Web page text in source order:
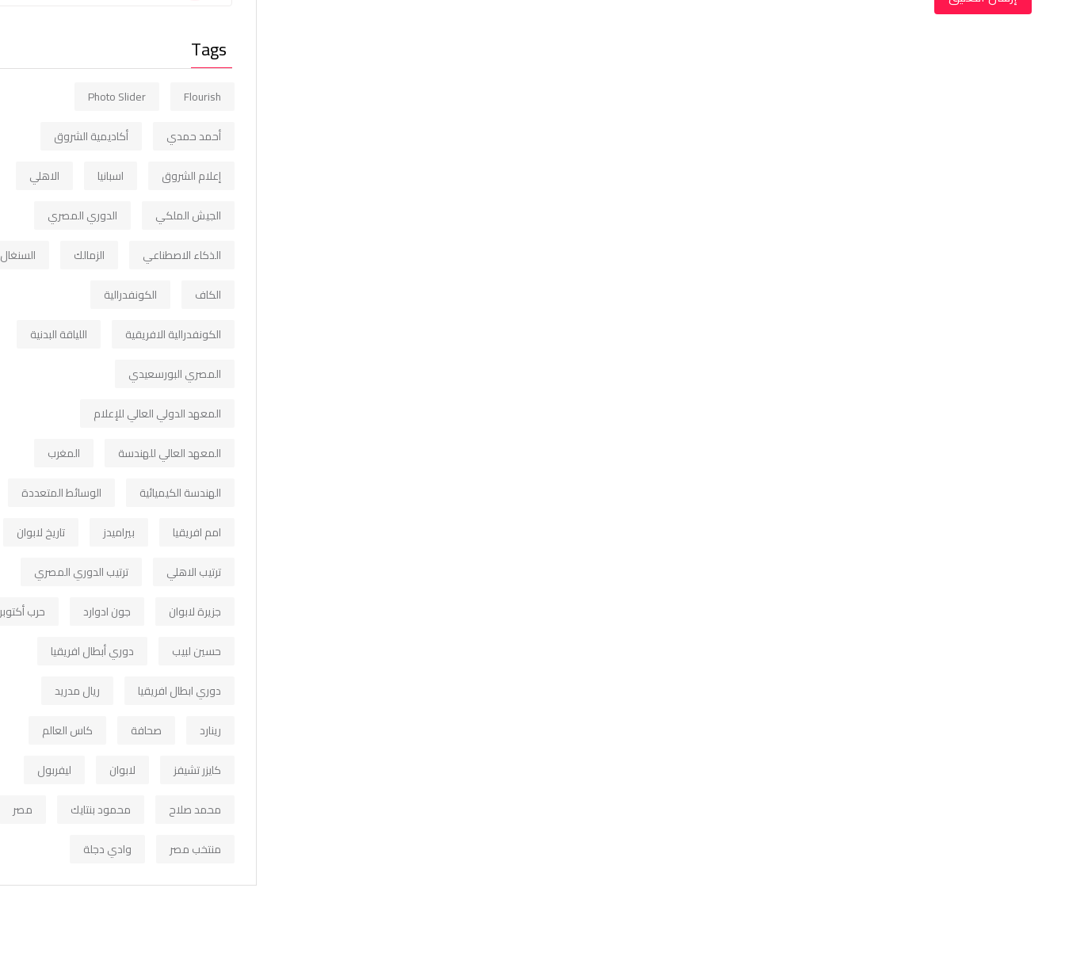
Tags
Flourish
Photo Slider
أحمد حمدي
أكاديمية الشروق
إعلام الشروق
اسبانيا
الاهلي
الجيش الملكي
الدوري المصري
الذكاء الاصطناعي
الزمالك
السنغال
الكاف
الكونفدرالية
الكونفدرالية الافريقية
اللياقة البدنية
المصري البورسعيدي
المعهد الدولي العالي للإعلام
المعهد العالي للهندسة
المغرب
الهندسة الكيميائية
الوسائط المتعددة
امم افريقيا
بيراميدز
تاريخ لابوان
ترتيب الاهلي
ترتيب الدوري المصري
جزيرة لابوان
جون ادوارد
حرب أكتوبر
حسين لبيب
دوري أبطال افريقيا
دوري ابطال افريقيا
ريال مدريد
رينارد
صحافة
كاس العالم
كايزر تشيفز
لابوان
ليفربول
محمد صلاح
محمود بنتايك
مصر
منتخب مصر
وادي دجلة